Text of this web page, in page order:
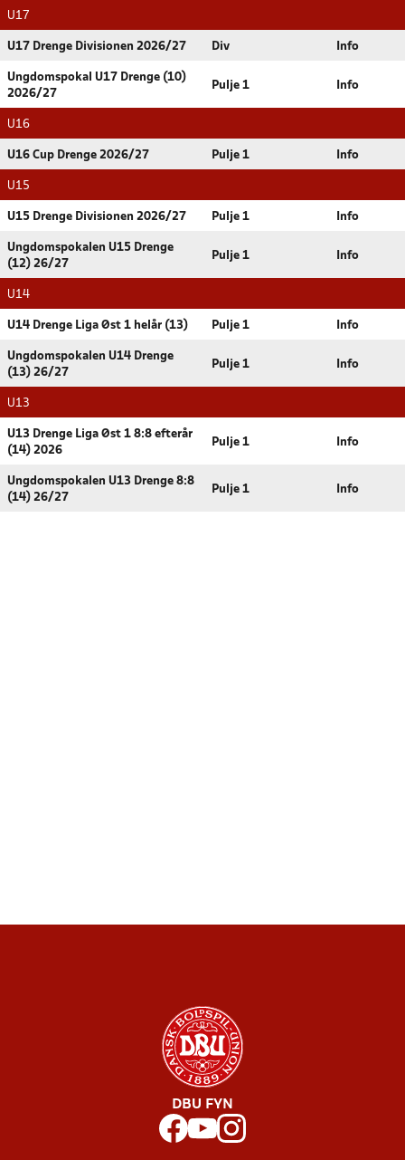
U17
U17 Drenge Divisionen 2026/27 Div Info
Ungdomspokal U17 Drenge (10)
2026/27
Pulje 1 Info
U16
U16 Cup Drenge 2026/27 Pulje 1 Info
U15
U15 Drenge Divisionen 2026/27 Pulje 1 Info
Ungdomspokalen U15 Drenge
(12) 26/27
Pulje 1 Info
U14
U14 Drenge Liga Øst 1 helår (13) Pulje 1 Info
Ungdomspokalen U14 Drenge
(13) 26/27
Pulje 1 Info
U13
U13 Drenge Liga Øst 1 8:8 efterår
(14) 2026
Pulje 1 Info
Ungdomspokalen U13 Drenge 8:8
(14) 26/27
Pulje 1 Info
DBU FYN